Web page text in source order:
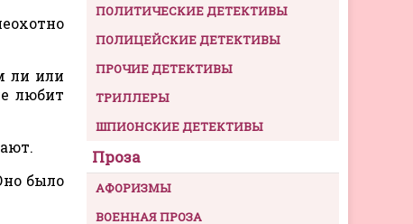
ли или
любит
было
ПОЛИТИЧЕСКИЕ ДЕТЕКТИВЫ
ПОЛИЦЕЙСКИЕ ДЕТЕКТИВЫ
ПРОЧИЕ ДЕТЕКТИВЫ
ТРИЛЛЕРЫ
ШПИОНСКИЕ ДЕТЕКТИВЫ
Проза
АФОРИЗМЫ
ВОЕННАЯ ПРОЗА